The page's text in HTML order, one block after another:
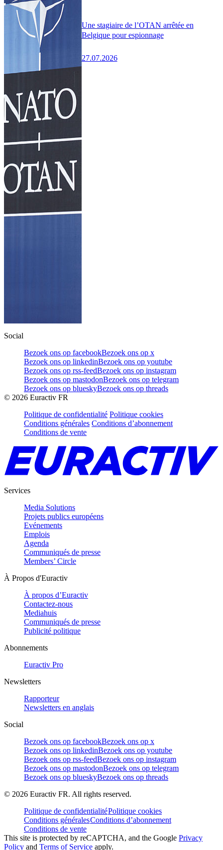
Une stagiaire de l’OTAN arrêtée en
Belgique pour espionnage
27.07.2026
Social
Bezoek ons op facebookBezoek ons op x
Bezoek ons op linkedinBezoek ons op youtube
Bezoek ons op rss-feedBezoek ons op instagram
Bezoek ons op mastodonBezoek ons op telegram
Bezoek ons op blueskyBezoek ons op threads
© 2026 Euractiv FR
Politique de confidentialité Politique cookies
Conditions générales Conditions d’abonnement
Conditions de vente
Services
Media Solutions
Projets publics européens
Evénements
Emplois
Agenda
Communiqués de presse
Members’ Circle
À Propos d'Euractiv
À propos d’Euractiv
Contactez-nous
Mediahuis
Communiqués de presse
Publicité politique
Abonnements
Euractiv Pro
Newsletters
Rapporteur
Newsletters en anglais
Social
Bezoek ons op facebookBezoek ons op x
Bezoek ons op linkedinBezoek ons op youtube
Bezoek ons op rss-feedBezoek ons op instagram
Bezoek ons op mastodonBezoek ons op telegram
Bezoek ons op blueskyBezoek ons op threads
© 2026 Euractiv FR. All rights reserved.
Politique de confidentialitéPolitique cookies
Conditions généralesConditions d’abonnement
Conditions de vente
This site is protected by reCAPTCHA, and the Google Privacy
Policy and Terms of Service apply.